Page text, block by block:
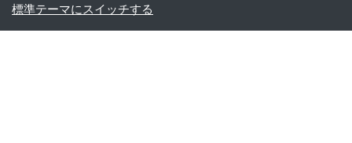
標準テーマにスイッチする